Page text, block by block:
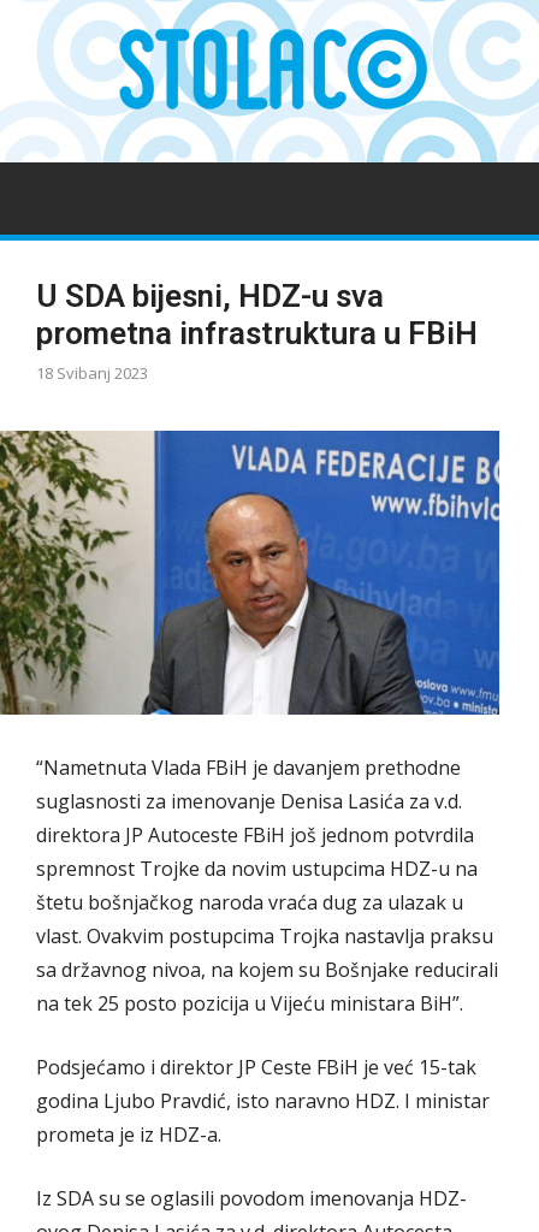
U SDA bijesni, HDZ-u sva
prometna infrastruktura u FBiH
18 Svibanj 2023
“Nametnuta Vlada FBiH je davanjem prethodne
suglasnosti za imenovanje Denisa Lasića za v.d.
direktora JP Autoceste FBiH još jednom potvrdila
spremnost Trojke da novim ustupcima HDZ-u na
štetu bošnjačkog naroda vraća dug za ulazak u
vlast. Ovakvim postupcima Trojka nastavlja praksu
sa državnog nivoa, na kojem su Bošnjake reducirali
na tek 25 posto pozicija u Vijeću ministara BiH”.
Podsjećamo i direktor JP Ceste FBiH je već 15-tak
godina Ljubo Pravdić, isto naravno HDZ. I ministar
prometa je iz HDZ-a.
Iz SDA su se oglasili povodom imenovanja HDZ-